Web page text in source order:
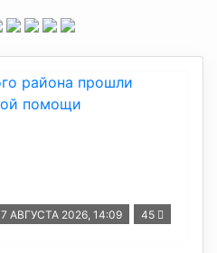
7 АВГУСТА 2026, 14:09 45